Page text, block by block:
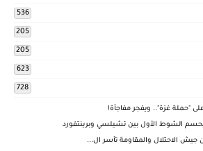
536
205
205
623
728
"حملة غزة".. ويفجر مفاجأة!
يحسم الشوط الأول بين تشيلسي وبرينتفورد